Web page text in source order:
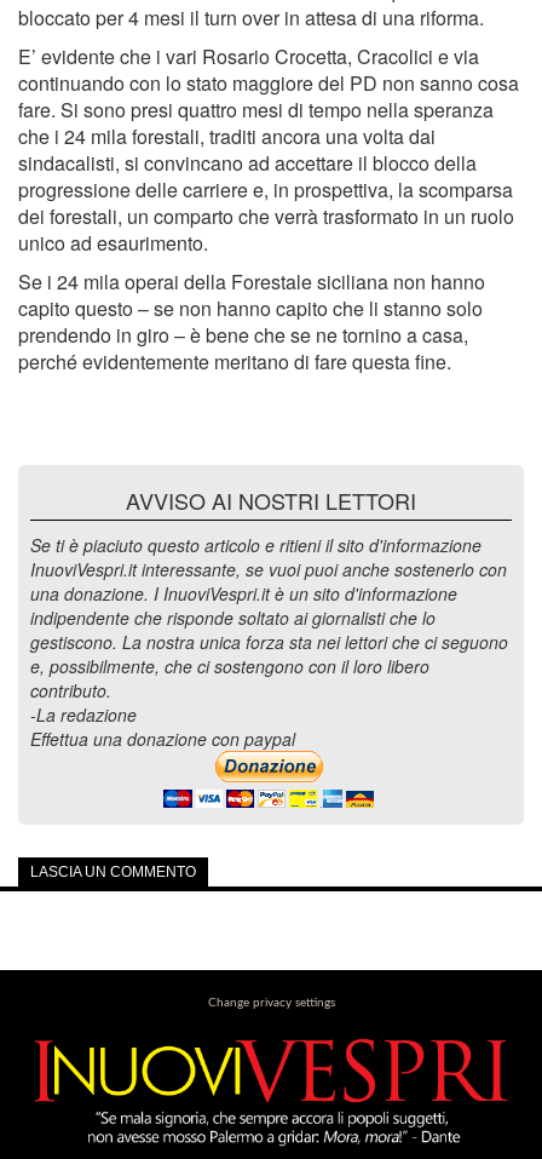
bloccato per 4 mesi il turn over in attesa di una riforma.
E’ evidente che i vari Rosario Crocetta, Cracolici e via
continuando con lo stato maggiore del PD non sanno cosa
fare. Si sono presi quattro mesi di tempo nella speranza
che i 24 mila forestali, traditi ancora una volta dai
sindacalisti, si convincano ad accettare il blocco della
progressione delle carriere e, in prospettiva, la scomparsa
dei forestali, un comparto che verrà trasformato in un ruolo
unico ad esaurimento.
Se i 24 mila operai della Forestale siciliana non hanno
capito questo – se non hanno capito che li stanno solo
prendendo in giro – è bene che se ne tornino a casa,
perché evidentemente meritano di fare questa fine.
AVVISO AI NOSTRI LETTORI
Se ti è piaciuto questo articolo e ritieni il sito d'informazione
InuoviVespri.it interessante, se vuoi puoi anche sostenerlo con
una donazione. I InuoviVespri.it è un sito d'informazione
indipendente che risponde soltato ai giornalisti che lo
gestiscono. La nostra unica forza sta nei lettori che ci seguono
e, possibilmente, che ci sostengono con il loro libero
contributo.
-La redazione
Effettua una donazione con paypal
LASCIA UN COMMENTO
Change privacy settings